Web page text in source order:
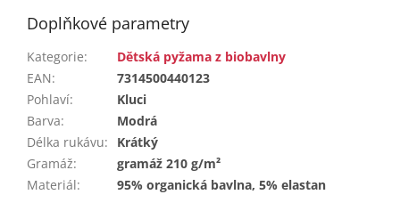
Doplňkové parametry
Kategorie:
Dětská pyžama z biobavlny
EAN:
7314500440123
Pohlaví:
Kluci
Barva:
Modrá
Délka rukávu:
Krátký
Gramáž:
gramáž 210 g/m²
Materiál: 95% organická bavlna, 5% elastan